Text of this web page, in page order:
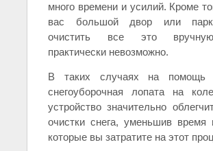
много времени и усилий. Кроме
вас большой двор или
очистить все это
практически невозможно.
В таких случаях на помощь
снегоуборочная лопата на
устройство значительно
очистки снега, уменьшив время
которые вы затратите на этот